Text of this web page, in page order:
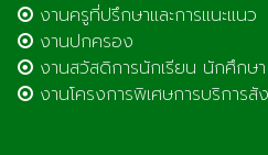
งานครูที่ปรึกษาและการแนะแนว
งานปกครอง
งานสวัสดิการนักเรียน นักศึกษา
งานโครงการพิเศษการบริการสั